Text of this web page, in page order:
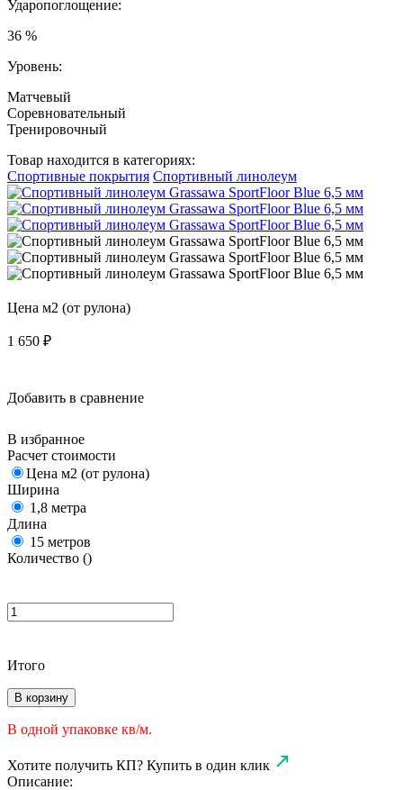
Ударопоглощение:
36 %
Уровень:
Матчевый
Соревновательный
Тренировочный
Товар находится в категориях:
Спортивные покрытия Спортивный линолеум
Цена м2 (от рулона)
1 650 ₽
Добавить в сравнение
В избранное
Расчет стоимости
Цена м2 (от рулона)
Ширина
1,8 метра
Длина
15 метров
Количество ()
Итого
В корзину
В одной упаковке кв/м.
Хотите получить КП? Купить в один клик
Описание: